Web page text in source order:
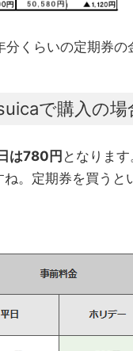
くらいの定期券
で購入の場
は780円 となりま
ね。定期券を買うと